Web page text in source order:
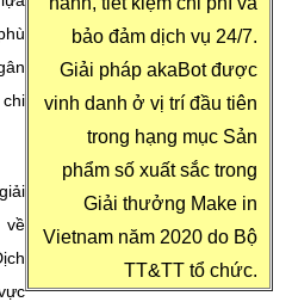
khi phát hành lại thông tin từ
bảo đảm dịch vụ 24/7.
Giải pháp akaBot được
vinh danh ở vị trí đầu tiên
trong hạng mục Sản
phẩm số xuất sắc trong
Giải thưởng Make in
Vietnam năm 2020 do Bộ
TT&TT tổ chức.
về